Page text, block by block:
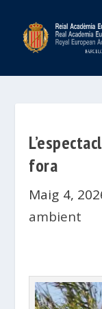
fora
Maig 4,
ambient